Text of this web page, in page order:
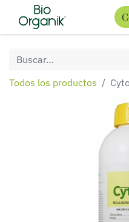
Todos los productos